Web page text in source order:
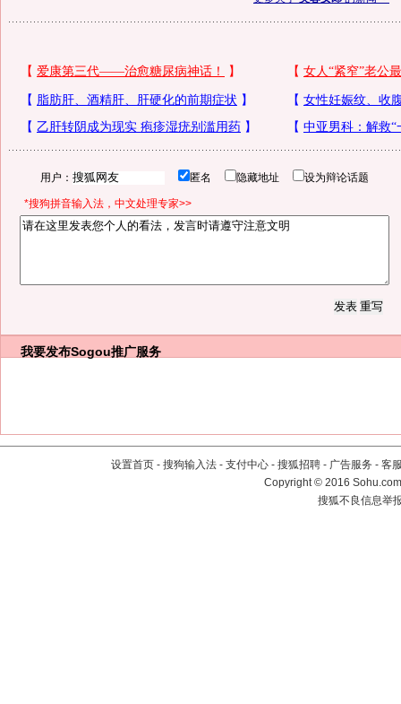
用户： 匿名 隐藏地址 设为辩论话题
*搜狗拼音输入法，中文处理专家>>
我要发布Sogou推广服务
设置首页 - 搜狗输入法 - 支付中心 - 搜狐招聘 - 广告服务 - 客
Copyright©2016
搜狐不良信息举